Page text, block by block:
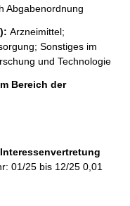
Abgabenordnung
Arzneimittel;
Sonstiges im
und Technologie
Bereich der
01/25 bis 12/25 0,01